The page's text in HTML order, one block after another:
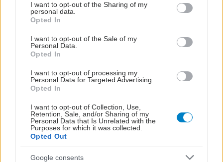
not limited to your visit or usage behaviour. You may click to
grant or deny consent to Google and its third-party tags to
use your data for below specified purposes in below Google
consent section.
I want to opt-out of the Sharing of my
personal data.
Opted In
I want to opt-out of the Sale of my
Personal Data.
Opted In
I want to opt-out of processing my
Personal Data for Targeted Advertising.
Opted In
I want to opt-out of Collection, Use,
Retention, Sale, and/or Sharing of my
Personal Data that Is Unrelated with the
Purposes for which it was collected.
Opted Out
Google consents
1 2